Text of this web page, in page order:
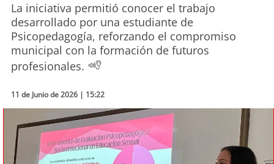
Entretención
Economía
Tecnología
Sostenibilidad
La iniciativa permitió conocer el trabajo
desarrollado por una estudiante de
Psicopedagogía, reforzando el compromiso
municipal con la formación de futuros
profesionales.
11 de Junio de 2026 | 15:22